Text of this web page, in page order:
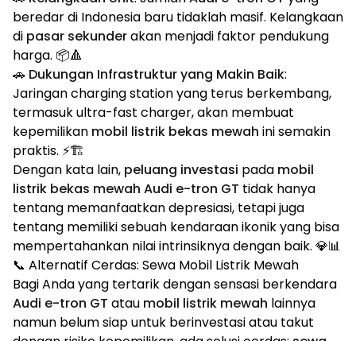
beredar di Indonesia baru tidaklah masif. Kelangkaan
di pasar sekunderakan menjadi faktor pendukung
harga. 📦🔺
🚗 Dukungan Infrastruktur yang Makin Baik:
Jaringan charging station yang terus berkembang,
termasuk ultra-fast charger, akan membuat
kepemilikan mobil listrik bekas mewah ini semakin
praktis. ⚡🏗️
Dengan kata lain, peluang investasi pada mobil
listrik bekas mewah Audi e-tron GT tidak hanya
tentang memanfaatkan depresiasi, tetapi juga
tentang memiliki sebuah kendaraan ikonik yang bisa
mempertahankan nilai intrinsiknya dengan baik. 💎📊
📞 Alternatif Cerdas: Sewa Mobil Listrik Mewah
Bagi Anda yang tertarik dengan sensasi berkendara
Audi e-tron GT atau mobil listrik mewah lainnya
namun belum siap untuk berinvestasi atau takut